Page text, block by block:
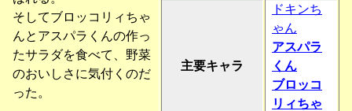
主要キャラ
ドキンち
ゃん
アスパラ
くん
ブロッコ
リィちゃ
そしてブロッコリィちゃ
んとアスパラくんの作っ
たサラダを食べて、野菜
のおいしさに気付くのだ
った。